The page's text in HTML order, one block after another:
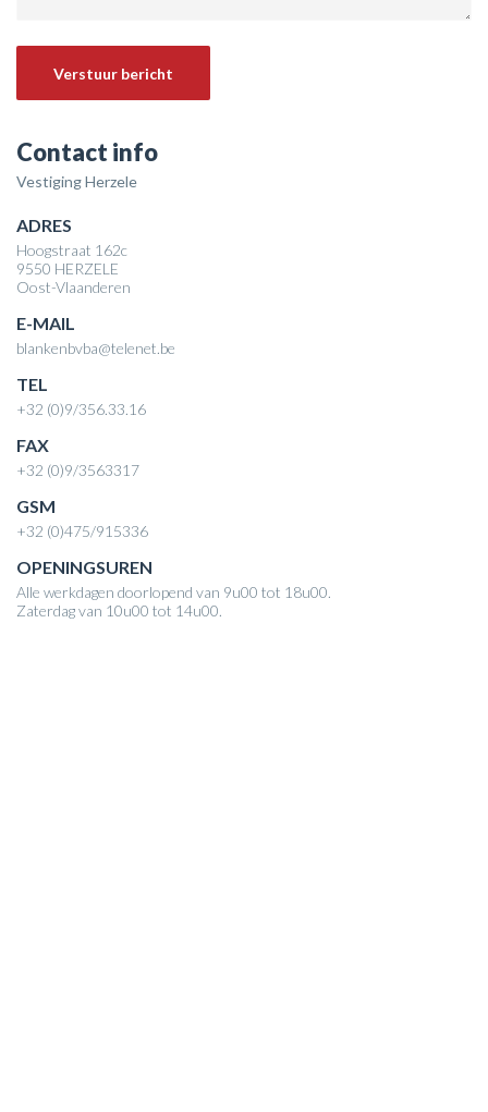
Contact info
Vestiging Herzele
ADRES
Hoogstraat 162c
9550 HERZELE
Oost-Vlaanderen
E-MAIL
blankenbvba@telenet.be
TEL
+32 (0)9/356.33.16
FAX
+32 (0)9/3563317
GSM
+32 (0)475/915336
OPENINGSUREN
Alle werkdagen doorlopend van 9u00 tot 18u00.
Zaterdag van 10u00 tot 14u00.